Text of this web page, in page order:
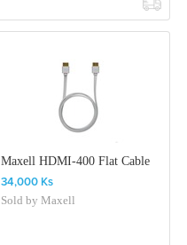
Maxell HDMI-400 Flat Cable
34,000 Ks
Sold byMaxell